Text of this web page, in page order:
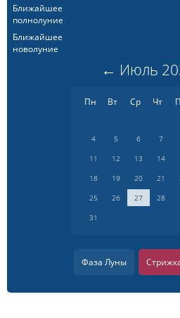
Ближайшее
полнолуние
Ближайшее
новолуние
← Июль
Пн Вт Ср Чт
4
5 6 7
11
12 13 14
18
19 20 21
25
26 27 28
31
Фаза Луны